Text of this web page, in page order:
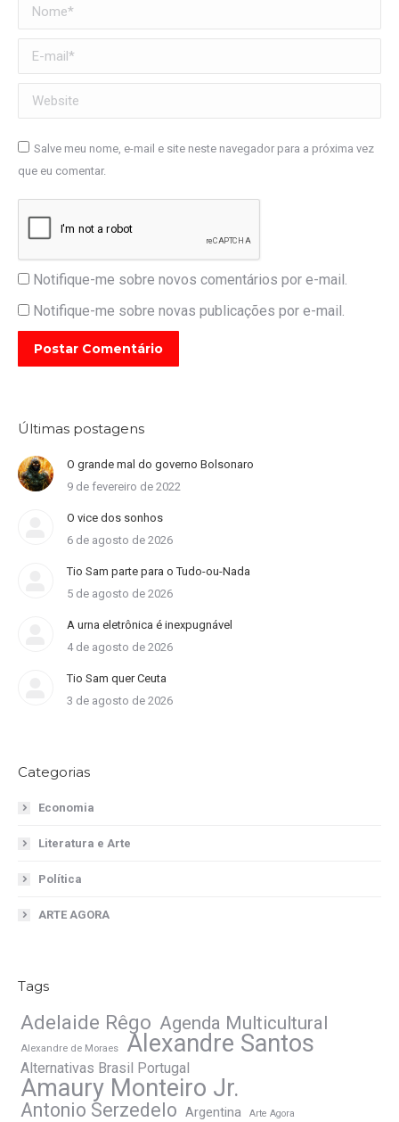
Nome *
E-mail *
Website
Salve meu nome, e-mail e site neste navegador para a próxima vez
que eu comentar.
Notifique-me sobre novos comentários por e-mail.
Notifique-me sobre novas publicações por e-mail.
Postar Comentário
Últimas postagens
O grande mal do governo Bolsonaro
9 de fevereiro de 2022
O vice dos sonhos
6 de agosto de 2026
Tio Sam parte para o Tudo-ou-Nada
5 de agosto de 2026
A urna eletrônica é inexpugnável
4 de agosto de 2026
Tio Sam quer Ceuta
3 de agosto de 2026
Categorias
Economia
Literatura e Arte
Política
ARTE AGORA
Tags
Adelaide Rêgo Agenda Multicultural
Alexandre de Moraes Alexandre Santos
Alternativas Brasil Portugal
Amaury Monteiro Jr.
Antonio Serzedelo Argentina Arte Agora